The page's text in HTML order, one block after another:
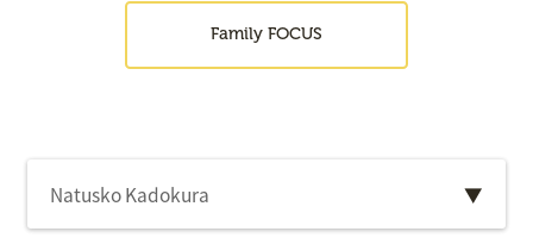
Family FOCUS
Natusko Kadokura ▼